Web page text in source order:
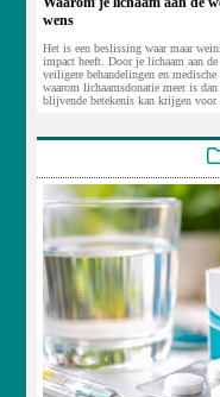
wens
Het is een beslissing waar maar
impact heeft. Door je lichaam aan de
veiligere behandelingen en
waarom lichaamsdonatie meer is
blijvende betekenis kan krijgen voor